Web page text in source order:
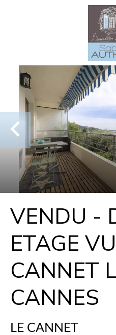
VENDU -
ETAGE
CANNET
CANNES
LE CANNET